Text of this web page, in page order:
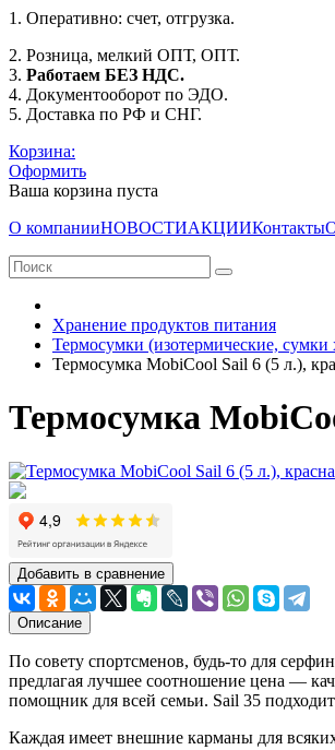
1. Оперативно: счет, отгрузка.
2. Розница, мелкий ОПТ, ОПТ.
3. Работаем БЕЗ НДС.
4. Документооборот по ЭДО.
5. Доставка по РФ и СНГ.
Корзина:
Оформить
Ваша корзина пуста
О компанииНОВОСТИАКЦИИКонтакты
Хранение продуктов питания
Термосумки (изотермические, сумки
Термосумка MobiCool Sail 6 (5 л.),
Термосумка
Добавить в сравнение
Описание
По совету спортсменов, будь-то для
предлагая лучшее соотношение цена —
помощник для всей семьи. Sail 35
Каждая имеет внешние карманы для